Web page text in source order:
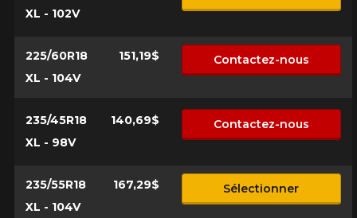
XL - 102V
225/60R18
XL - 104V
151,19$ Contactez-nous
235/45R18
XL - 98V
140,69$ Contactez-nous
235/55R18
XL - 104V
167,29$ Sélectionner